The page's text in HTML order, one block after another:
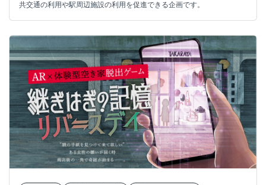
共交通の利用や駅周辺施設の利用を促進できる企画です。